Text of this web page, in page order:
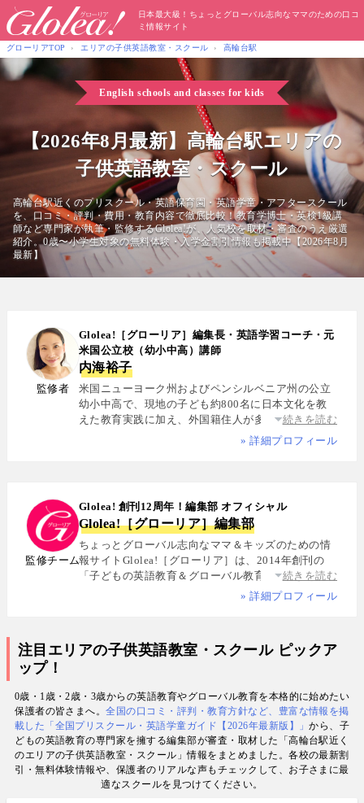
日本最大級！ちょっとグローバル志向なママのための口コ
ミ情報サイト
グローリアTOP エリアの子供英語教室・スクール 高輪台駅
English schools and classes for kids
【2026年8月最新】高輪台駅エリアの
子供英語教室・スクール
高輪台駅近くのプリスクール・英語保育園・英語学童・アフタースクール
を、口コミ・評判・費用・教育内容で徹底比較！教育学博士・英検1級講
師など専門家が執筆・監修するGlolea!が、人気校を取材・審査のうえ厳選
紹介。0歳〜小学生対象の無料体験・入学金割引情報も掲載中【2026年8月
最新】
監修者
Glolea!［グローリア］編集長・英語学習コーチ・元
米国公立校（幼小中高）講師
内海裕子
米国ニューヨーク州およびペンシルベニア州の公立
幼小中高で、現地の子ども約800名に日本文化を教
えた教育実践に加え、外国籍住人が多数を占める多
国籍シェアハウスで約5年間生活し、リアルな多文化
スペイン語・中国語・日本語の4言語を駆使し、世界
中の女性や母親と対話・取材を継続. 親子留学、バイ
リンガル育児、おうち英語、子どもオンライン英会
話に関する実体験に基づく信頼性の高い情報を発信
している. 著書に『子育てツイッター入門』ほか、日
経、AERA、NewsPicksなどでの寄稿・監修実績多数
続きを読む
» 詳細プロフィール
監修チーム
Glolea! 創刊12周年！編集部 オフィシャル
Glolea!［グローリア］編集部
ちょっとグローバル志向なママ＆キッズのための情
報サイトGlolea!［グローリア］は、2014年創刊の
「子どもの英語教育＆グローバル教育」に特化した
専門メディア. 英語にはじめて触れるお子様から帰国
800名にグローバル教育を実践した英語学習コーチ.
で子育て中のワーキングママなど多様な専門家が多
数. 日経・AERA with kids・AERA・NewsPicks等の
情報提供・寄稿・監修実績も豊富な“世界と子どもの
未来をつなぐ情報ハブ”です。
続きを読む
» 詳細プロフィール
注目エリアの子供英語教室・スクール ピックア
ップ！
0歳・1歳・2歳・3歳からの英語教育やグローバル教育を本格的に始めたい
保護者の皆さまへ。全国の口コミ・評判・教育方針など、豊富な情報を掲
載した「全国プリスクール・英語学童ガイド【2026年最新版】」から、子
どもの英語教育の専門家を擁する編集部が審査・取材した「高輪台駅近く
のエリアの子供英語教室・スクール」情報をまとめました。各校の最新割
引・無料体験情報や、保護者のリアルな声もチェックして、お子さまに最
適なスクールを見つけてください。